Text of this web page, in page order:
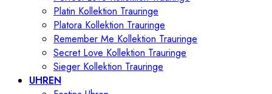
Platin Kollektion Trauringe
Platora Kollektion Trauringe
Remember Me Kollektion Trauringe
Secret Love Kollektion Trauringe
Sieger Kollektion Trauringe
UHREN